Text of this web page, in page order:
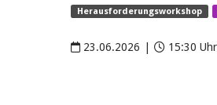
Herausforderungsworkshop
23.06.2026 15:30